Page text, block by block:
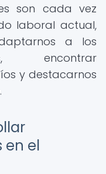
son cada vez
laboral actual,
a los
encontrar
y destacarnos
en el